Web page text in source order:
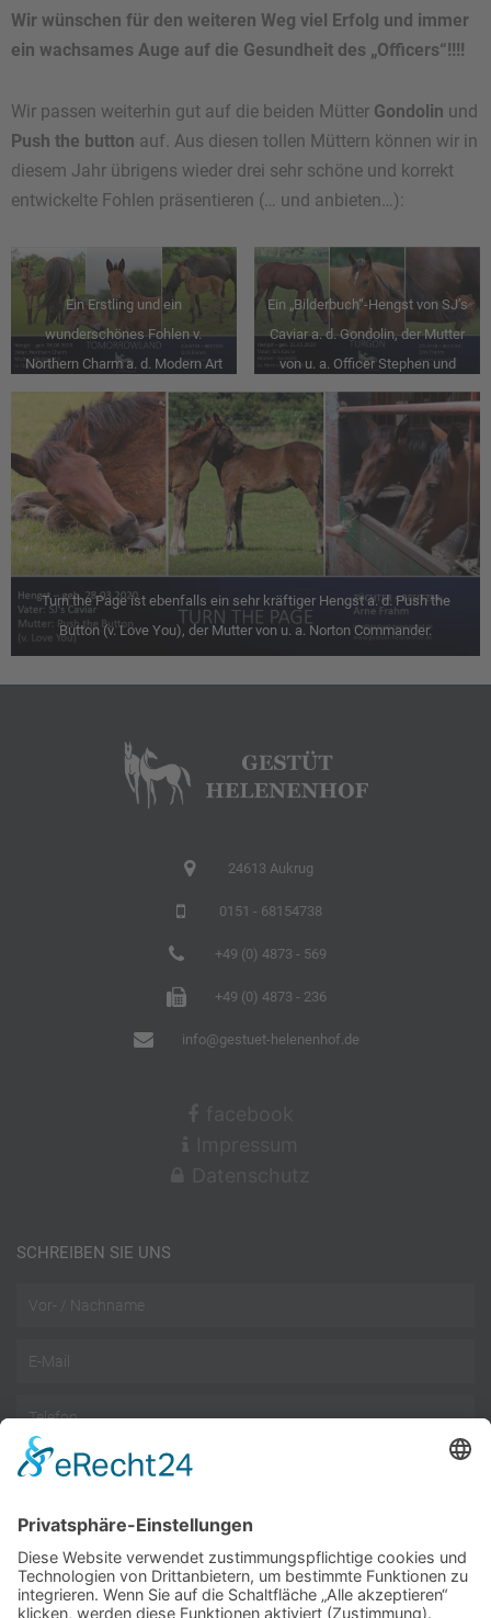
Wir wünschen für den weiteren Weg viel Erfolg und immer
ein wachsames Auge auf die Gesundheit des „Officers“!!!!
Wir passen weiterhin gut auf die beiden Mütter Gondolin und
Push the button auf. Aus diesen tollen Müttern können wir in
diesem Jahr übrigens wieder drei sehr schöne und korrekt
entwickelte Fohlen präsentieren (… und anbieten…):
Ein Erstling und ein
wunderschönes Fohlen v.
Northern Charm a. d. Modern Art
(v. Dream Vacation a. d.
Gondolin)
Ein „Bilderbuch“-Hengst von SJ’s
Caviar a. d. Gondolin, der Mutter
von u. a. Officer Stephen und
Navy Blue.
Turn the Page ist ebenfalls ein sehr kräftiger Hengst a. d. Push the
Button (v. Love You), der Mutter von u. a. Norton Commander.
24613 Aukrug
0151 - 68154738
+49 (0) 4873 - 569
+49 (0) 4873 - 236
info@gestuet-helenenhof.de
SCHREIBEN SIE UNS
Email
Telefon
Nachricht
Datenschutz
Datenschutzbestimmungenakzeptieren
Wir benötigen Ihre Zustimmung, um den reCAPTCHA-